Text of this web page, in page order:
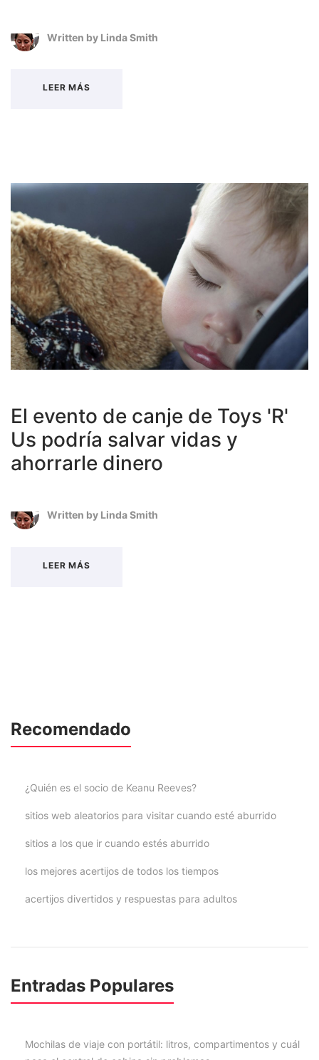
Written by Linda Smith
LEER MÁS
El evento de canje de Toys 'R'
Us podría salvar vidas y
ahorrarle dinero
Written by Linda Smith
LEER MÁS
Recomendado
¿Quién es el socio de Keanu Reeves?
sitios web aleatorios para visitar cuando esté aburrido
sitios a los que ir cuando estés aburrido
los mejores acertijos de todos los tiempos
acertijos divertidos y respuestas para adultos
Entradas Populares
Mochilas de viaje con portátil: litros, compartimentos y cuál